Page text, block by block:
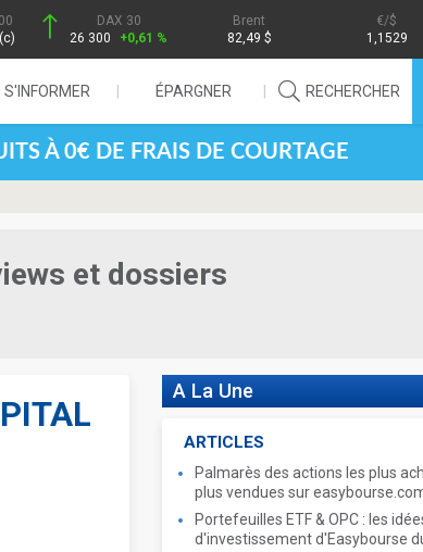
DAX 30
26 300
+0,61 %
Brent
82,49 $
/$
1,1529
S'INFORMER ÉPARGNER RECHERCHER
À 0€ DE FRAIS DE COURTAGE
et dossiers
A La Une
ARTICLES
Palmarès des actions les plus
plus vendues sur
Portefeuilles ETF & OPC : les
d'investissement d'Easybourse